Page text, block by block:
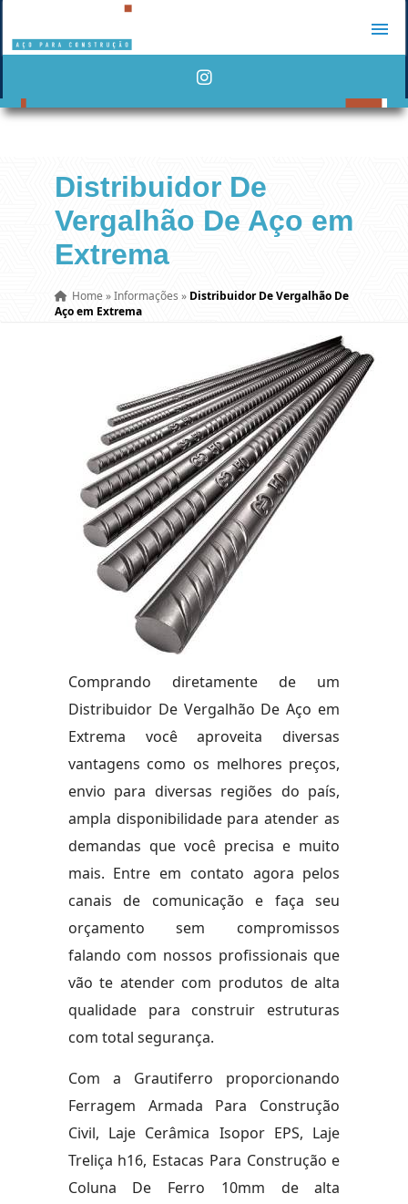
Distribuidor De
Vergalhão De Aço em
Extrema
Home »Informações » Distribuidor De Vergalhão De
Aço em Extrema
Comprando diretamente de um
Distribuidor De Vergalhão De Aço em
Extrema você aproveita diversas
vantagens como os melhores preços,
envio para diversas regiões do país,
ampla disponibilidade para atender as
demandas que você precisa e muito
mais. Entre em contato agora pelos
canais de comunicação e faça seu
orçamento sem compromissos
falando com nossos profissionais que
vão te atender com produtos de alta
qualidade para construir estruturas
com total segurança.
Com a Grautiferro proporcionando
Ferragem Armada Para Construção
Civil, Laje Cerâmica Isopor EPS, Laje
Treliça h16, Estacas Para Construção e
Coluna De Ferro 10mm de alta